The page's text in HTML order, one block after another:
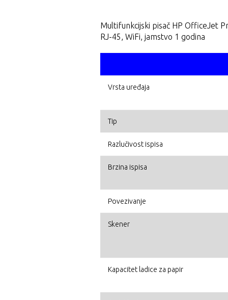
Multifunkcijski pisač HP OfficeJet
RJ-45, WiFi, jamstvo 1 godina
Vrsta uređaja
Tip
Razlučivost ispisa
Brzina ispisa
Povezivanje
Skener
Kapacitet ladice za papir